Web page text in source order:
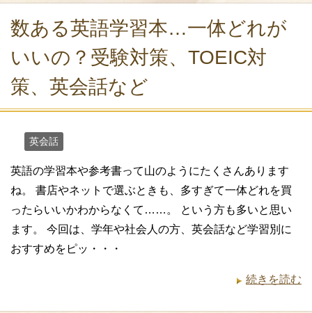
数ある英語学習本…一体どれが
いいの？受験対策、TOEIC対
策、英会話など
英会話
英語の学習本や参考書って山のようにたくさんあります
ね。 書店やネットで選ぶときも、多すぎて一体どれを買
ったらいいかわからなくて……。 という方も多いと思い
ます。 今回は、学年や社会人の方、英会話など学習別に
おすすめをピッ・・・
続きを読む